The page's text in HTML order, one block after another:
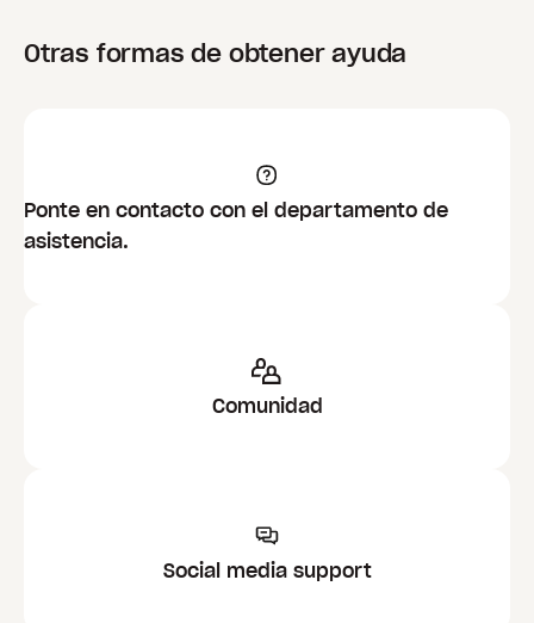
Otras formas de obtener ayuda
Ponte en contacto con el departamento de
asistencia.
Comunidad
Social media support